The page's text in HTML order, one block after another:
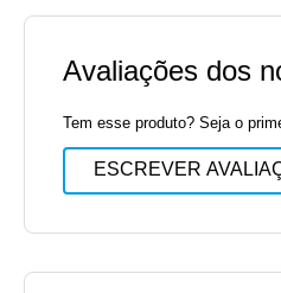
Avaliações dos
Tem esse produto? Seja o
ESCREVER